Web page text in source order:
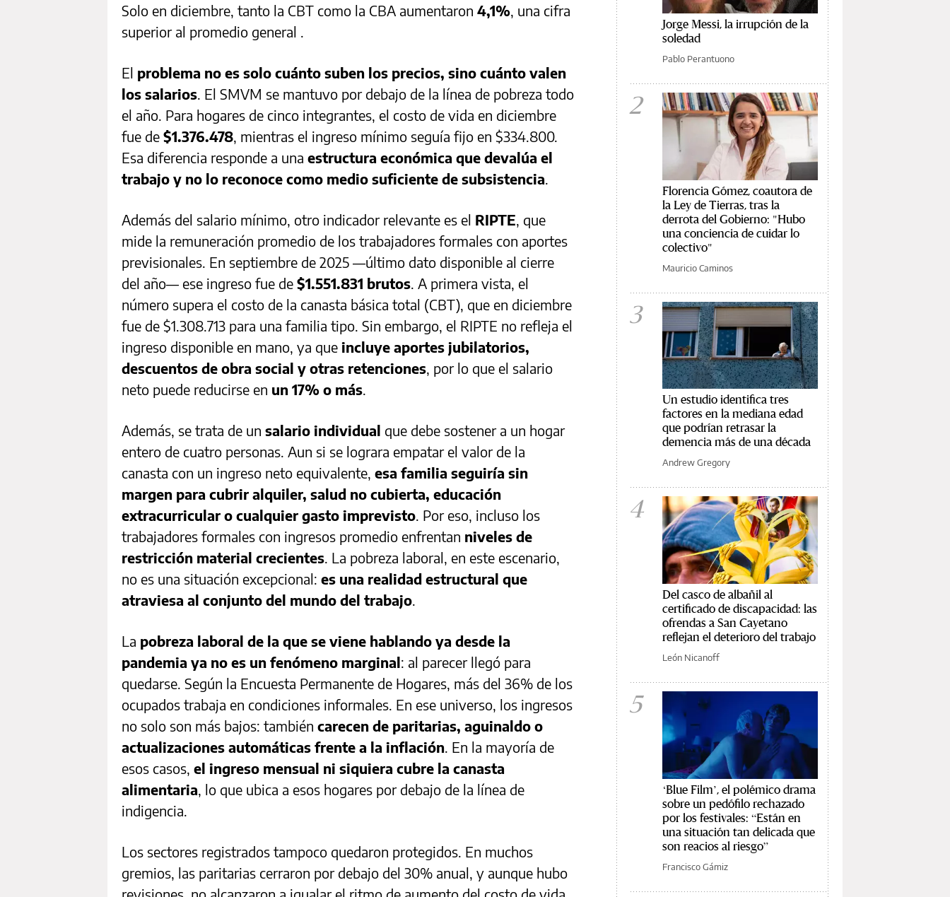
Solo en diciembre, tanto la CBT como la CBA aumentaron 4,1%, una cifra
superior al promedio general .
El problema no es solo cuánto suben los precios, sino cuánto valen
los salarios. El SMVM se mantuvo por debajo de la línea de pobreza todo
el año. Para hogares de cinco integrantes, el costo de vida en diciembre
fue de $1.376.478, mientras el ingreso mínimo seguía fijo en $334.800.
Esa diferencia responde a una estructura económica que devalúa el
trabajo y no lo reconoce como medio suficiente de subsistencia.
Además del salario mínimo, otro indicador relevante es el RIPTE, que
mide la remuneración promedio de los trabajadores formales con aportes
previsionales. En septiembre de 2025 —último dato disponible al cierre
del año— ese ingreso fue de $1.551.831 brutos. A primera vista, el
número supera el costo de la canasta básica total (CBT), que en diciembre
fue de $1.308.713 para una familia tipo. Sin embargo, el RIPTE no refleja el
ingreso disponible en mano, ya que incluye aportes jubilatorios,
descuentos de obra social y otras retenciones, por lo que el salario
neto puede reducirse en un 17% o más.
Además, se trata de un salario individual que debe sostener a un hogar
entero de cuatro personas. Aun si se lograra empatar el valor de la
canasta con un ingreso neto equivalente, esa familia seguiría sin
margen para cubrir alquiler, salud no cubierta, educación
extracurricular o cualquier gasto imprevisto. Por eso, incluso los
trabajadores formales con ingresos promedio enfrentan niveles de
restricción material crecientes. La pobreza laboral, en este escenario,
no es una situación excepcional: es una realidad estructural que
atraviesa al conjunto del mundo del trabajo.
La pobreza laboral de la que se viene hablando ya desde la
pandemia ya no es un fenómeno marginal: al parecer llegó para
quedarse. Según la Encuesta Permanente de Hogares, más del 36% de los
ocupados trabaja en condiciones informales. En ese universo, los ingresos
no solo son más bajos: también carecen de paritarias, aguinaldo o
actualizaciones automáticas frente a la inflación. En la mayoría de
esos casos, el ingreso mensual ni siquiera cubre la canasta
alimentaria, lo que ubica a esos hogares por debajo de la línea de
indigencia.
Los sectores registrados tampoco quedaron protegidos. En muchos
gremios, las paritarias cerraron por debajo del 30% anual, y aunque hubo
Jorge Messi, la irrupción de la
soledad
Pablo Perantuono
2
Florencia Gómez, coautora de
la Ley de Tierras, tras la
derrota del Gobierno: "Hubo
una conciencia de cuidar lo
colectivo"
Mauricio Caminos
3
Un estudio identifica tres
factores en la mediana edad
que podrían retrasar la
demencia más de una década
Andrew Gregory
4
Del casco de albañil al
certificado de discapacidad: las
ofrendas a San Cayetano
reflejan el deterioro del trabajo
León Nicanoff
5
‘Blue Film’, el polémico drama
sobre un pedófilo rechazado
por los festivales: “Están en
una situación tan delicada que
son reacios al riesgo”
Francisco Gámiz